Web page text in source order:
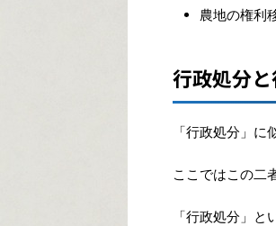
農地の権利
行政処分
「行政処分」
ここではこの二
「行政処分」